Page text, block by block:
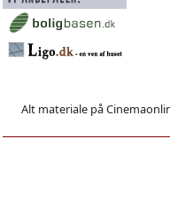
Alt materiale på